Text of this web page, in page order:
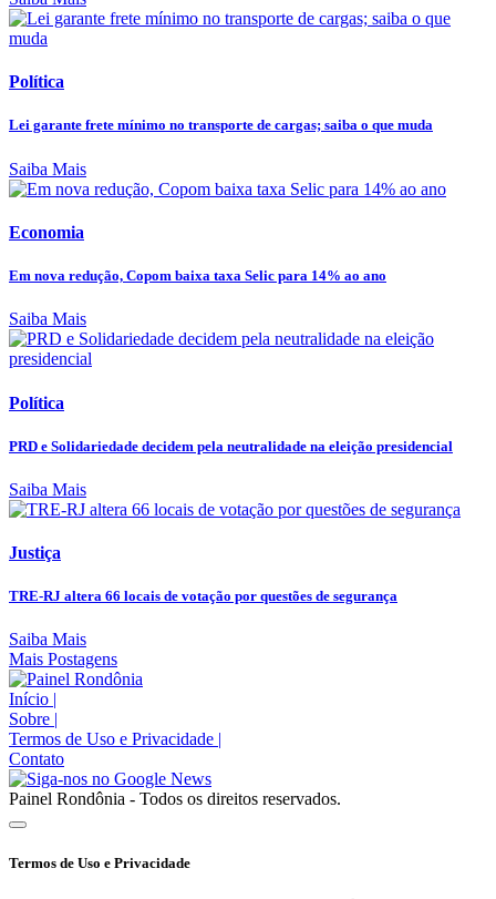
Política
Lei garante frete mínimo no transporte de cargas; saiba o que muda
Saiba Mais
Economia
Em nova redução, Copom baixa taxa Selic para 14% ao ano
Saiba Mais
Política
PRD e Solidariedade decidem pela neutralidade na eleição presidencial
Saiba Mais
Justiça
TRE-RJ altera 66 locais de votação por questões de segurança
Saiba Mais
Mais Postagens
Início
Sobre
Termos de Uso e Privacidade
Contato
Painel Rondônia - Todos os direitos reservados.
Termos de Uso e Privacidade